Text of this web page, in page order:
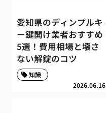
愛知県のディンプルキ
ー鍵開け業者おすすめ
5選！費用相場と壊さ
ない解錠のコツ
2026.06.16
知識